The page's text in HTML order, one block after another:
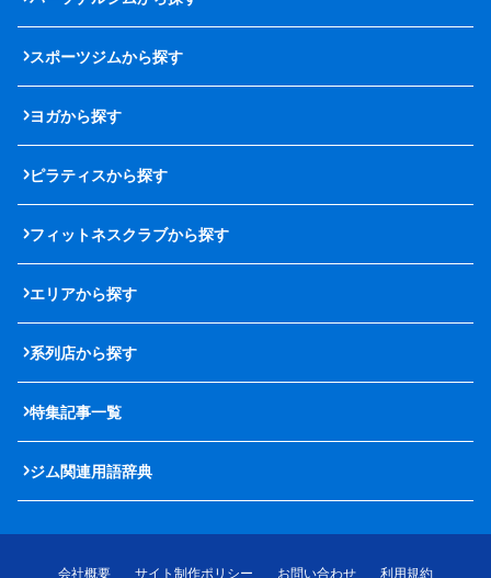
スポーツジムから探す
ヨガから探す
ピラティスから探す
フィットネスクラブから探す
エリアから探す
系列店から探す
特集記事一覧
ジム関連用語辞典
会社概要 サイト制作ポリシー お問い合わせ
利用規約